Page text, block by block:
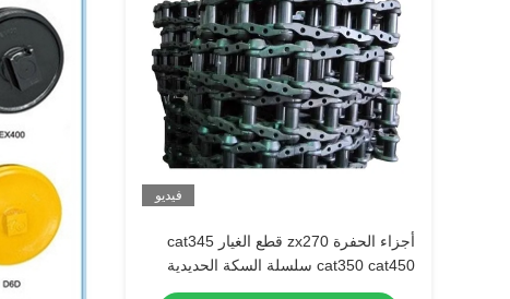
فيديو
أجزاء الحفرة zx270 قطع الغيار cat345
cat350 cat450 سلسلة السكة الحديدية
التجميع أجزاء الدرج